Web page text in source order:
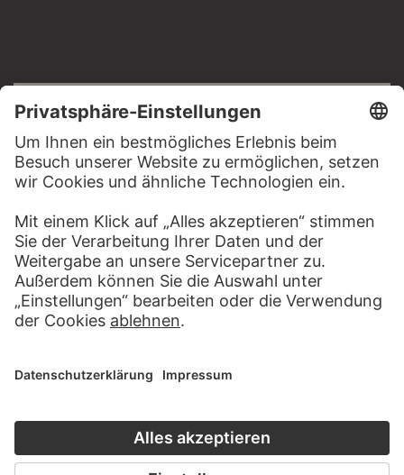
Impressum
Datenschutz
Copyright © 2026 Städel Museum
All rights reserved.
DIGITALE SAMMLUNG
Startseite
Werke
Künstler
Alben
SOCIAL MEDIA